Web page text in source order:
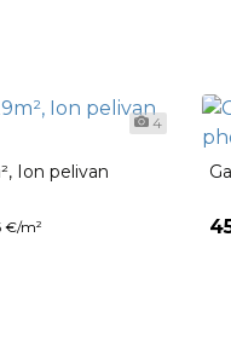
4
Ion pelivan
€/m²